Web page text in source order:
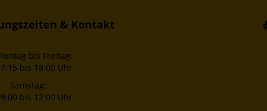
& Kontakt
bis Freitag:
bis 18:00 Uhr
Samstag:
bis 12:00 Uhr